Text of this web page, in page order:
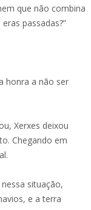
que não combina
passadas?”
honra a não ser
Xerxes deixou
Chegando em
situação,
e a terra